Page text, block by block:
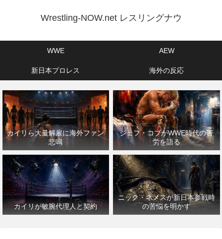
Wrestling-NOW.net レスリングナウ
WWE AEW
新日本プロレス 海外の反応
カイリら大量解雇に海外ファン
悲鳴
ジェフ・コブがWWE時代の苦
労を語る
カイリが敏腕代理人と契約
ニック・ネメスが新日本参戦時
の苦悩を明かす